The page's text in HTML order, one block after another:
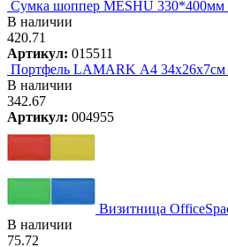
Сумка шоппер MESHU 330*400мм
В наличии
420.71
Артикул: 015511
Портфель LAMARK А4 34х26х7см
В наличии
342.67
Артикул: 004955
Визитница
В наличии
75.72